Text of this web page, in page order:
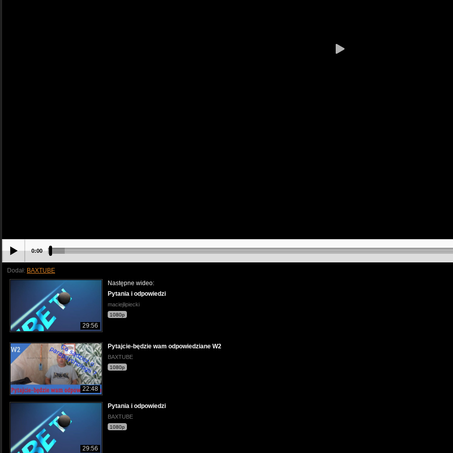
0:00
Dodał: BAXTUBE
29:56
Następne wideo:
Pytania i odpowiedzi
maciejlipiecki
1080p
22:48
Pytajcie-będzie wam odpowiedziane W2
BAXTUBE
1080p
29:56
Pytania i odpowiedzi
BAXTUBE
1080p